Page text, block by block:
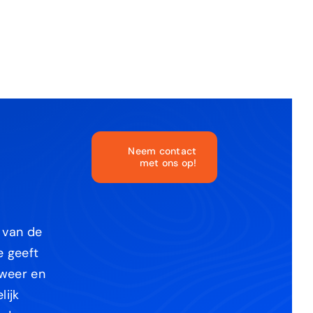
de
geeft
en
Neem contact
met ons op!